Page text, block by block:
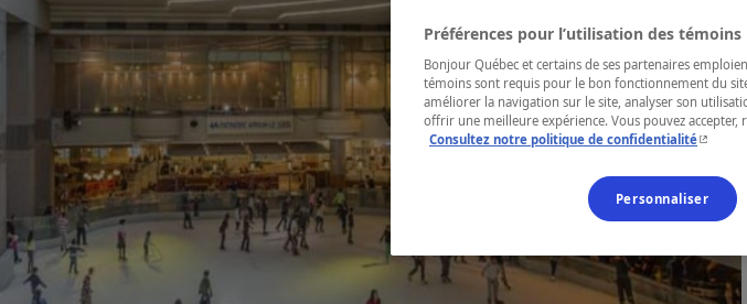
Préférences pour l’utilisation des témoins
Bonjour Québec et certains de ses partenaires
témoins sont requis pour le bon fonctionnement du
améliorer la navigation sur le site, analyser son
offrir une meilleure expérience. Vous pouvez
Consultez notre politique de confidentialité- Cet
Personnaliser